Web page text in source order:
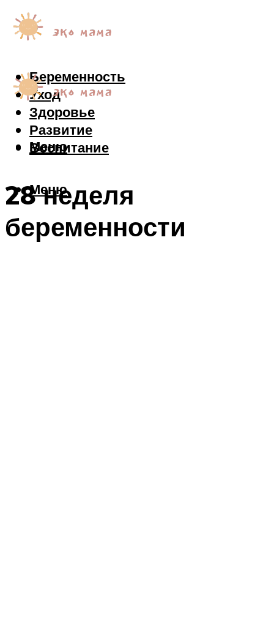
Беременность
Уход
Здоровье
Развитие
Воспитание
Меню
Меню
28 неделя
беременности